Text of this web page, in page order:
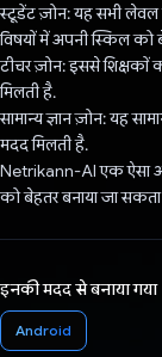
स्टूडेंट ज़ोन: यह सभी
विषयों में अपनी स्किल को
टीचर ज़ोन: इससे
मिलती है.
सामान्य ज्ञान ज़ोन: यह
मदद मिलती है.
Netrikann-AI एक ऐसा
को बेहतर बनाया जा
इनकी मदद से बनाया गया
Android